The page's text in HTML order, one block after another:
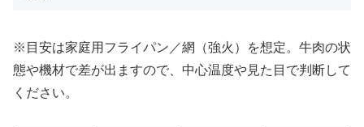
※目安は家庭用フライパン／網（強火）を想定。牛肉の状
態や機材で差が出ますので、中心温度や見た目で判断して
ください。